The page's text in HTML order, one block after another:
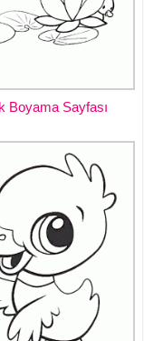
Boyama Sayfası